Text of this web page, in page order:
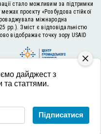
стало можливим за підтримки
проєкту «Розбудова стійкої
міжнародна
рр.). Зміст є відповідальністю
відображає точку зору USAID
дайджест з
статтями.
Підписатися